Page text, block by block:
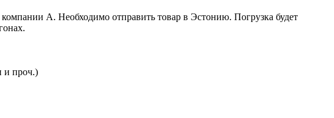
А. Необходимо отправить товар в Эстонию. Погрузка будет
и проч.)